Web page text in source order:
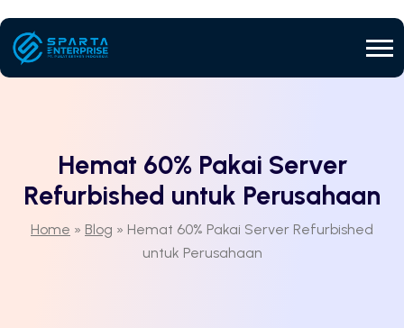
Hemat 60% Pakai Server
Refurbished untuk Perusahaan
Home » Blog » Hemat 60% Pakai Server Refurbished
untuk Perusahaan